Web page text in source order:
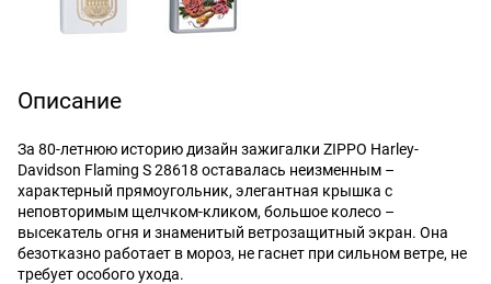
Описание
За 80-летнюю историю дизайн зажигалки ZIPPO Harley-
Davidson Flaming S 28618 оставалась неизменным –
характерный прямоугольник, элегантная крышка с
неповторимым щелчком-кликом, большое колесо –
высекатель огня и знаменитый ветрозащитный экран. Она
безотказно работает в мороз, не гаснет при сильном ветре, не
требует особого ухода.